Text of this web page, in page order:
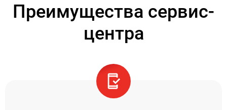
Преимущества сервис-
центра